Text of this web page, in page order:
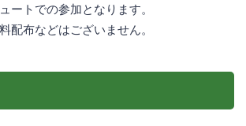
ートでの参加となります。
配布などはございません。